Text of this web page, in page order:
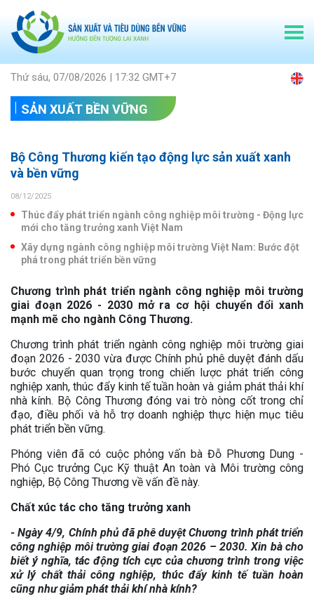
Thứ sáu, 07/08/2026 | 17:32 GMT+7
SẢN XUẤT BỀN VỮNG
Bộ Công Thương kiến tạo động lực sản xuất xanh
và bền vững
08/12/2025
Thúc đẩy phát triển ngành công nghiệp môi trường - Động lực
mới cho tăng trưởng xanh Việt Nam
Xây dựng ngành công nghiệp môi trường Việt Nam: Bước đột
phá trong phát triển bền vững
Chương trình phát triển ngành công nghiệp môi trường
giai đoạn 2026 - 2030 mở ra cơ hội chuyển đổi xanh
mạnh mẽ cho ngành Công Thương.
Chương trình phát triển ngành công nghiệp môi trường giai
đoạn 2026 - 2030 vừa được Chính phủ phê duyệt đánh dấu
bước chuyển quan trọng trong chiến lược phát triển công
nghiệp xanh, thúc đẩy kinh tế tuần hoàn và giảm phát thải khí
nhà kính. Bộ Công Thương đóng vai trò nòng cốt trong chỉ
đạo, điều phối và hỗ trợ doanh nghiệp thực hiện mục tiêu
phát triển bền vững.
Phóng viên đã có cuộc phỏng vấn bà Đỗ Phương Dung -
Phó Cục trưởng Cục Kỹ thuật An toàn và Môi trường công
nghiệp, Bộ Công Thương về vấn đề này.
Chất xúc tác cho tăng trưởng xanh
- Ngày 4/9, Chính phủ đã phê duyệt Chương trình phát triển
công nghiệp môi trường giai đoạn 2026 – 2030. Xin bà cho
biết ý nghĩa, tác động tích cực của chương trình trong việc
xử lý chất thải công nghiệp, thúc đẩy kinh tế tuần hoàn
cũng như giảm phát thải khí nhà kính?